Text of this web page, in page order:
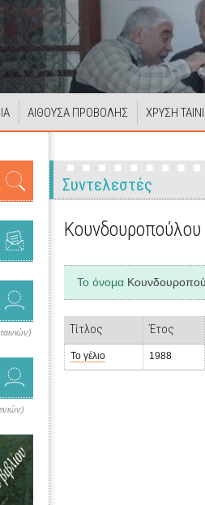
ΑΙΘΟΥΣΑ ΠΡΟΒΟΛΗΣ ΧΡΥΣΗ
Συντελεστές
Το όνομα
Τίτλος Έτος
Το γέλιο 1988